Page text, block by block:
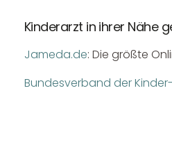
Kinderarzt in ihrer Nähe
Jameda.de: Die größte
Bundesverband derKontaktdaten